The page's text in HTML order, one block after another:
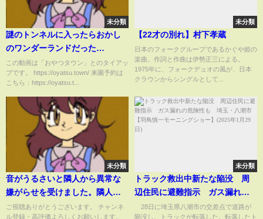
未分類
謎のトンネルに入ったらおかし
のワンダーランドだった
♡himawari-CH
この動画は「おやつタウン」とのタイアッ
プです。 https://oyatsu.town/ 来園予約は
こちら：https://oyatsu.t...
未分類
【22才の別れ】村下孝蔵
日本のフォークグループであるかぐや姫の
楽曲。作詞と作曲は伊勢正三による。
1975年に、フォークデュオの風が、日本
クラウンからシングルとして...
未分類
音がうるさいと隣人から異常な
嫌がらせを受けました。隣人は
精神疾患の可能性があるそうで
ご視聴ありがとうございます。 チャンネ
ル登録・高評価よろしくお願いします。
未分類
トラック救出中新たな陥没 周
辺住民に避難指示 ガス漏れの
危険性も 埼玉・八潮市【羽鳥
28日に埼玉県八潮市の交差点で道路が
陥没し、トラックが転落した。転落したト